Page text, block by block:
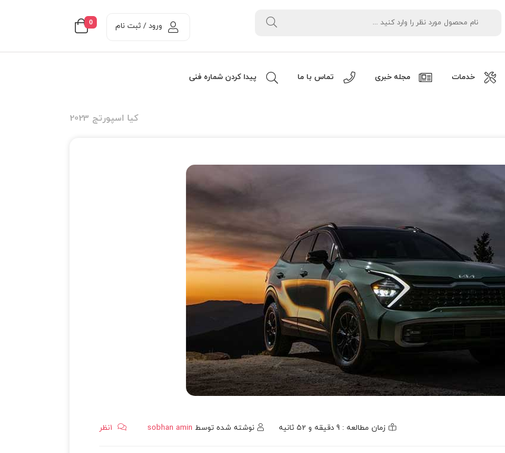
0 ورود / ثبت نام
خدمات مجله خبری تماس با ما پیدا کردن شماره فنی
کیا اسپورتج 2023
نظر نوشته شده توسط sobhan amin زمان مطالعه : 9 دقیقه و 52 ثانیه